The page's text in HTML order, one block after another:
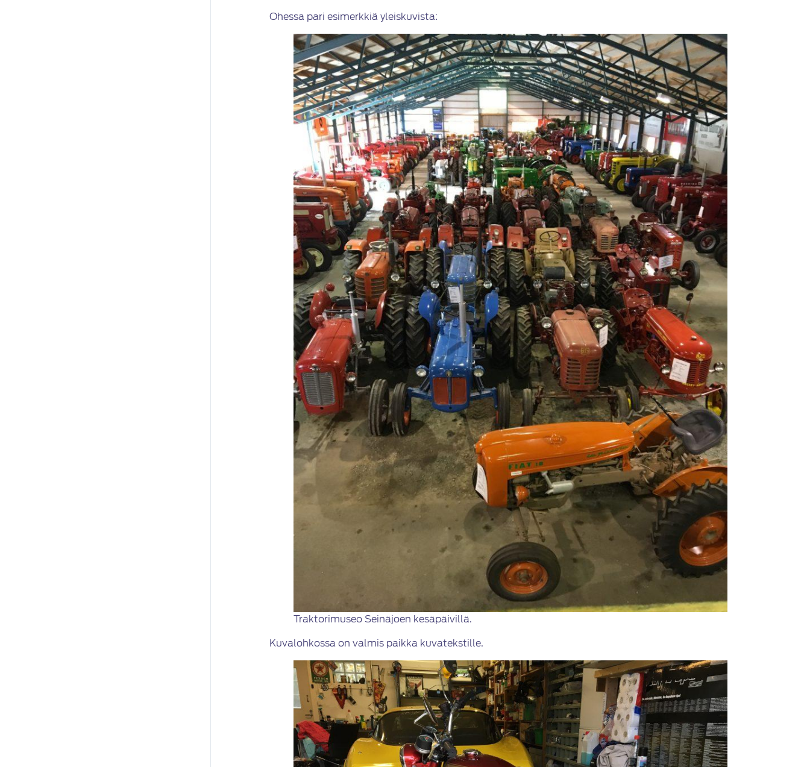
Ohessa pari esimerkkiä yleiskuvista:
Traktorimuseo Seinäjoen kesäpäivillä.
Kuvalohkossa on valmis paikka kuvatekstille.